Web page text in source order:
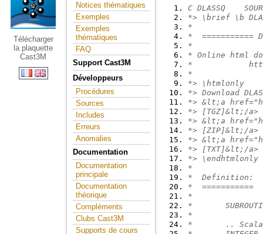
Télécharger
la plaquette
Cast3M
Notices thématiques
Exemples
Exemples
thématiques
FAQ
Support Cast3M
Développeurs
Procédures
Sources
Includes
Erreurs
Anomalies
Documentation
Documentation
principale
Documentation
théorique
Compléments
Clubs Cast3M
Supports de cours
C DLASSQ
*> \brief \b
*
*  ===========
*
* Online html
*
*
*> \htmlonly
*> Download
*> &lt;a
*> [TGZ]&lt;/a>
*> &lt;a
*> [ZIP]&lt;/a>
*> &lt;a
*> [TXT]&lt;/a>
*> \endhtmlonly
*
*  Definition:
*  ===========
*
*
*
*       .. Scalar